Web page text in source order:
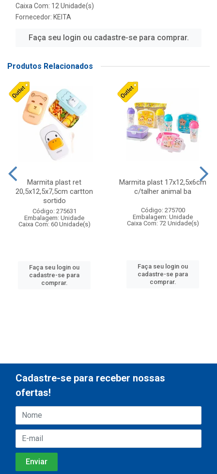
Caixa Com: 12 Unidade(s)
Fornecedor: KEITA
Faça seu login ou cadastre-se para comprar.
Produtos Relacionados
Marmita plast ret
20,5x12,5x7,5cm cartton
sortido
Código: 275631
Embalagem: Unidade
Caixa Com: 60 Unidade(s)
Faça seu login ou
cadastre-se para
comprar.
Marmita plast 17x12,5x6cm
c/talher animal ba
Código: 275700
Embalagem: Unidade
Caixa Com: 72 Unidade(s)
Faça seu login ou
cadastre-se para
comprar.
Cadastre-se para receber nossas
ofertas!